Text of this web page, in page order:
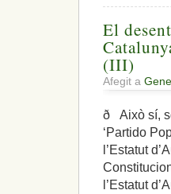
El
(III)
Afegit a
ð Això sí,
‘Partido
l’Estatut
l’Estatut